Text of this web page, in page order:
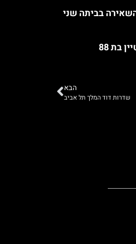
ארצה ב 2008, השאירה בביתה שני
בת 88
הבא
שדרות דוד המלך תל אביב